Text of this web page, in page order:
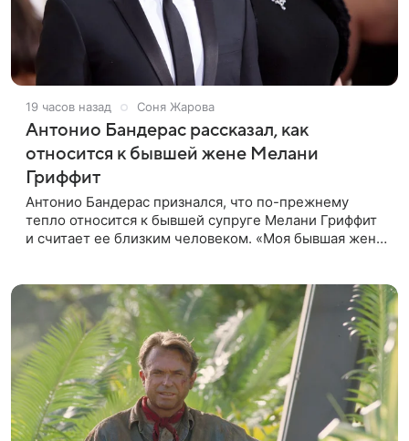
19 часов назад Соня Жарова
Антонио Бандерас рассказал, как
относится к бывшей жене Мелани
Гриффит
Антонио Бандерас признался, что по-прежнему
тепло относится к бывшей супруге Мелани Гриффит
и считает ее близким человеком. «Моя бывшая жена